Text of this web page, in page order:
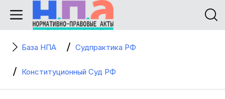
База НПА Судпрактика РФ
Конституционный Суд РФ